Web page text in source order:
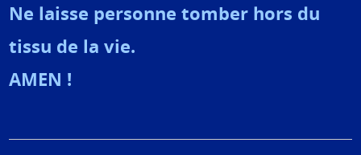
Ne laisse personne tomber hors du
tissu de la vie.
AMEN !